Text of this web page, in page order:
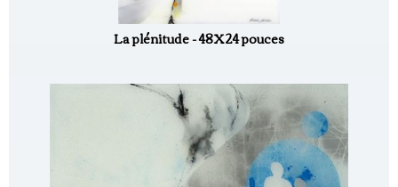
La plénitude - 48X24 pouces